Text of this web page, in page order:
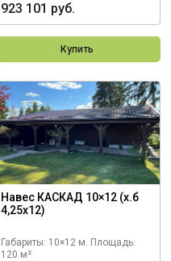
923 101 руб.
Купить
Навес КАСКАД 10×12 (х.б
4,25х12)
Габариты: 10×12 м. Площадь:
120 м²